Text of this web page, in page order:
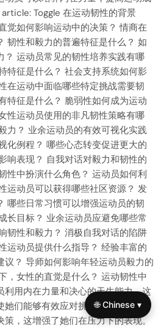
Toggle 在运动韧性的背景
觉如何影响运动中的决策？ 情商在
韧性和毅力的普遍特征是什么？ 如
？ 运动员常见的韧性培养实践有哪
特征是什么？ 社会支持系统如何影
在运动中面临哪些特定挑战需要韧
特征是什么？ 脆弱性如何成为运动
性运动员使用的非凡韧性策略有哪
力？ 业余运动员的有效可视化实践
化例程？ 哪些心态转变促进更大的
响表现？ 自我对话对毅力和韧性的
性中扮演什么角色？ 运动员如何利
运动员可以获得哪些社区资源？ 发
哪些日常习惯可以增强运动员的韧
长目标？ 业余运动员应避免哪些常
韧性和毅力？ 消极自我对话的陷阱
运动员提供什么指导？ 经验丰富的
议？ 导师如何影响年轻运动员毅力的
，女性的直觉是什么？ 运动韧性中
利用内在力量和决心的天生能力。这
她们能够有效应对挑战。研究表明，
，这增强了她们在压力下的表现。
🌐 Chinese ▾